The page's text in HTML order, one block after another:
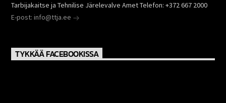
Tarbijakaitse ja Tehnilise Järelevalve Amet Telefon: +372 667 2000
E-post: info@ttja.ee
TYKKÄÄ FACEBOOKISSA